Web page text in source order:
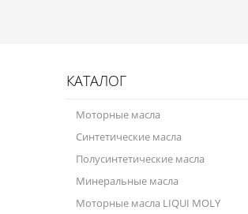
КАТАЛОГ
Моторные масла
Синтетические масла
Полусинтетические масла
Минеральные масла
Моторные масла LIQUI MOLY